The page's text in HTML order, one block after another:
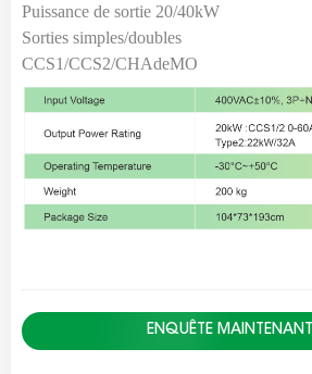
Puissance de sortie 20/40kW
Sorties simples/doubles
CCS1/CCS2/CHAdeMO
ENQUÊTE MAINTENANT